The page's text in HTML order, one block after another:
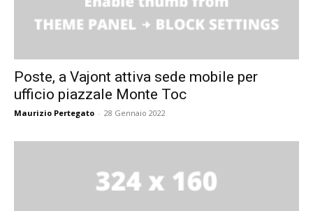
Poste, a Vajont attiva sede mobile per
ufficio piazzale Monte Toc
Maurizio Pertegato - 28 Gennaio 2022